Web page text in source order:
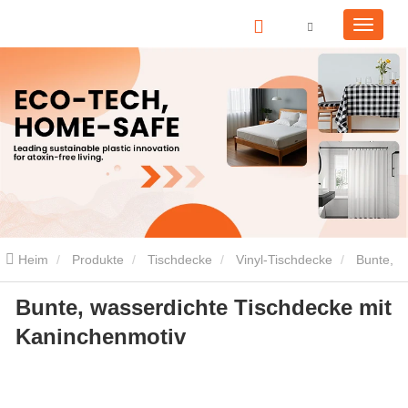
Heim Produkte Tischdecke Vinyl-Tischdecke
wasserdichte Tischdecke mit Kaninchenmotiv
Bunte, wasserdichte Tischdecke mit
Kaninchenmotiv